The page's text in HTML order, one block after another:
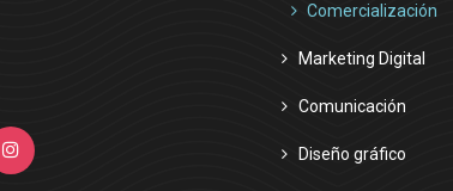
Comercialización
Marketing Digital
Comunicación
Diseño gráfico